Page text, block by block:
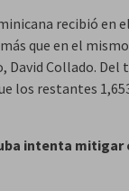
recibió en
que en el
Collado. Del
los restantes
intenta mitigar